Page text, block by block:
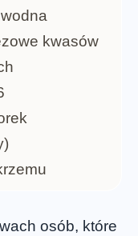
kwasów
osób, które